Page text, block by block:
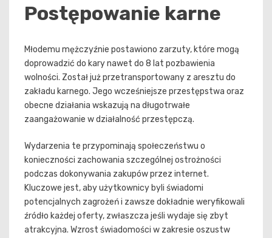
Postępowanie karne
Młodemu mężczyźnie postawiono zarzuty, które mogą
doprowadzić do kary nawet do 8 lat pozbawienia
wolności. Został już przetransportowany z aresztu do
zakładu karnego. Jego wcześniejsze przestępstwa oraz
obecne działania wskazują na długotrwałe
zaangażowanie w działalność przestępczą.
Wydarzenia te przypominają społeczeństwu o
konieczności zachowania szczególnej ostrożności
podczas dokonywania zakupów przez internet.
Kluczowe jest, aby użytkownicy byli świadomi
potencjalnych zagrożeń i zawsze dokładnie weryfikowali
źródło każdej oferty, zwłaszcza jeśli wydaje się zbyt
atrakcyjna. Wzrost świadomości w zakresie oszustw